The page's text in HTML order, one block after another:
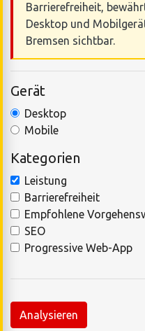
Barrierefreiheit,
Desktop und
Bremsen sichtbar.
Gerät
Desktop
Mobile
Kategorien
Leistung
Barrierefreiheit
Empfohlene
SEO
Progressive Web-App
Analysieren